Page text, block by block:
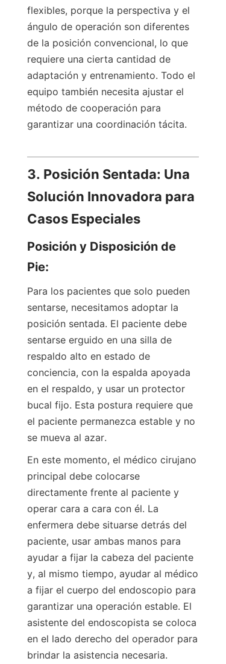
flexibles, porque la perspectiva y el
ángulo de operación son diferentes
de la posición convencional, lo que
requiere una cierta cantidad de
adaptación y entrenamiento. Todo el
equipo también necesita ajustar el
método de cooperación para
garantizar una coordinación tácita.
3. Posición Sentada: Una
Solución Innovadora para
Casos Especiales
Posición y Disposición de
Pie:
Para los pacientes que solo pueden
sentarse, necesitamos adoptar la
posición sentada. El paciente debe
sentarse erguido en una silla de
respaldo alto en estado de
conciencia, con la espalda apoyada
en el respaldo, y usar un protector
bucal fijo. Esta postura requiere que
el paciente permanezca estable y no
se mueva al azar.
En este momento, el médico cirujano
principal debe colocarse
directamente frente al paciente y
operar cara a cara con él. La
enfermera debe situarse detrás del
paciente, usar ambas manos para
ayudar a fijar la cabeza del paciente
y, al mismo tiempo, ayudar al médico
a fijar el cuerpo del endoscopio para
garantizar una operación estable. El
asistente del endoscopista se coloca
en el lado derecho del operador para
brindar la asistencia necesaria.